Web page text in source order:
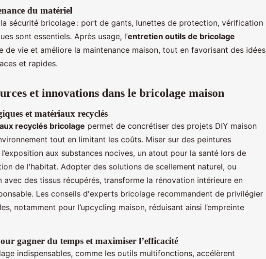
du matériel
sécurité bricolage : port de gants, lunettes de protection, vérification
sont essentiels. Après usage, l’entretien outils de bricolage
de vie et améliore la maintenance maison, tout en favorisant des idées
et rapides.
et innovations dans le bricolage maison
et matériaux recyclés
recyclés bricolage permet de concrétiser des projets DIY maison
tout en limitant les coûts. Miser sur des peintures
aux substances nocives, un atout pour la santé lors de
de l'habitat. Adopter des solutions de scellement naturel, ou
avec des tissus récupérés, transforme la rénovation intérieure en
Les conseils d'experts bricolage recommandent de privilégier
notamment pour l’upcycling maison, réduisant ainsi l’empreinte
gagner du temps et maximiser l’efficacité
indispensables, comme les outils multifonctions, accélèrent